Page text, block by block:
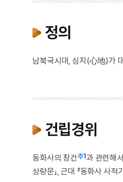
정의
남북국시대, 심지(心地)가
건립경위
동화사의 창건주1 과 관련해
상량문」, 근대 『동화사 사